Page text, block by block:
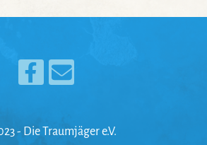
- Die Traumjäger e.V.